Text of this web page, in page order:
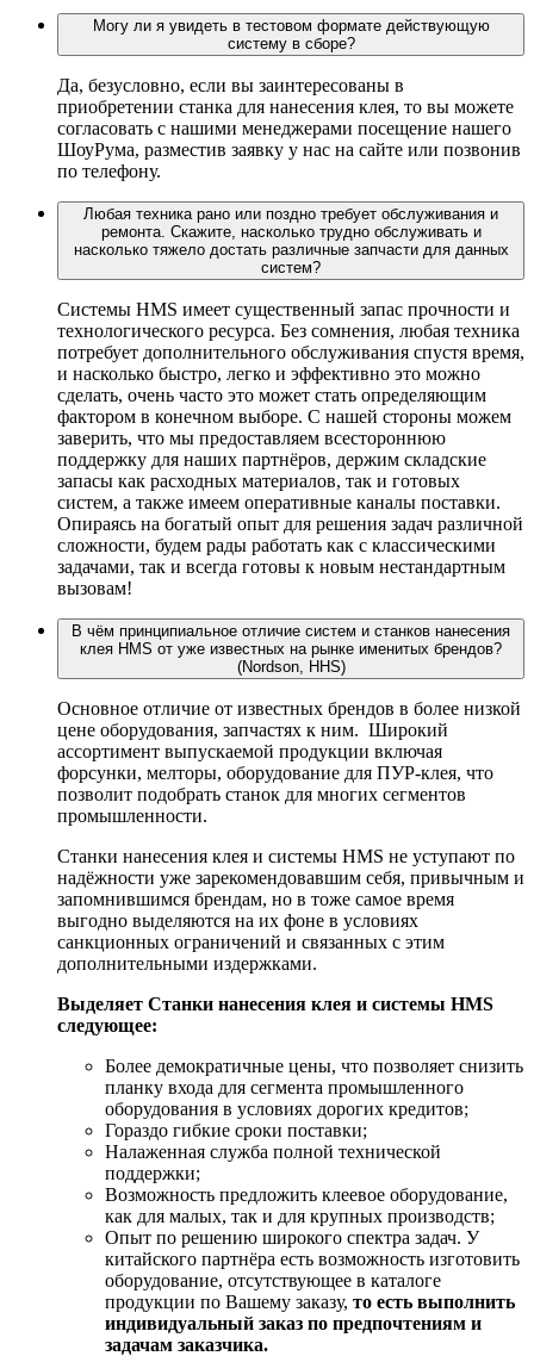
Могу ли я увидеть в тестовом формате действующую
систему в сборе?
Да, безусловно, если вы заинтересованы в
приобретении станка для нанесения клея, то вы можете
согласовать с нашими менеджерами посещение нашего
ШоуРума, разместив заявку у нас на сайте или позвонив
по телефону.
Любая техника рано или поздно требует обслуживания и
ремонта. Скажите, насколько трудно обслуживать и
насколько тяжело достать различные запчасти для данных
систем?
Системы HMS имеет существенный запас прочности и
технологического ресурса. Без сомнения, любая техника
потребует дополнительного обслуживания спустя время,
и насколько быстро, легко и эффективно это можно
сделать, очень часто это может стать определяющим
фактором в конечном выборе. С нашей стороны можем
заверить, что мы предоставляем всестороннюю
поддержку для наших партнёров, держим складские
запасы как расходных материалов, так и готовых
систем, а также имеем оперативные каналы поставки.
Опираясь на богатый опыт для решения задач различной
сложности, будем рады работать как с классическими
задачами, так и всегда готовы к новым нестандартным
вызовам!
В чём принципиальное отличие систем и станков нанесения
клея HMS от уже известных на рынке именитых брендов?
(Nordson, HHS)
Основное отличие от известных брендов в более низкой
цене оборудования, запчастях к ним. Широкий
ассортимент выпускаемой продукции включая
форсунки, мелторы, оборудование для ПУР-клея, что
позволит подобрать станок для многих сегментов
промышленности.
Станки нанесения клея и системы HMS не уступают по
надёжности уже зарекомендовавшим себя, привычным и
запомнившимся брендам, но в тоже самое время
выгодно выделяются на их фоне в условиях
санкционных ограничений и связанных с этим
дополнительными издержками.
Выделяет Станки нанесения клея и системы HMS
следующее:
Более демократичные цены, что позволяет снизить
планку входа для сегмента промышленного
оборудования в условиях дорогих кредитов;
Гораздо гибкие сроки поставки;
Налаженная служба полной технической
поддержки;
Возможность предложить клеевое оборудование,
как для малых, так и для крупных производств;
Опыт по решению широкого спектра задач. У
китайского партнёра есть возможность изготовить
оборудование, отсутствующее в каталоге
продукции по Вашему заказу, то есть выполнить
индивидуальный заказ по предпочтениям и
задачам заказчика.